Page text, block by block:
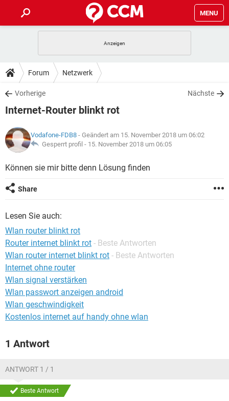
MENU
ANDROID
WINDOWS 10
WHATSAPP
FACEBOOK
TIPPS & TRICKS
SPIELE
WHATSAPP TIKTOK
FACEBOOK
DOWNLOADS
SPIELE
ANDROID
WINDOWS 10 INSTAGRAM
WHATSAPP TIKTOK
SPIELE STREAMING
ANDROID
WINDOWS 10 INSTAGRAM
WHATSAPP
LEXIKON
SPIELE STREAMING
WHATSAPP
FACEBOOK
Forum Netzwerk
Vorherige Nächste
Internet-Router blinkt rot
Vodafone-FDB8 - Geändert am 15. November 2018 um 06:02
Gesperrt profil - 15. November 2018 um 06:05
Können sie mir bitte denn Lösung finden
Share
Lesen Sie auch:
Wlan router blinkt rot
Router internet blinkt rot - Beste Antworten
Wlan router internet blinkt rot - Beste Antworten
Internet ohne router
Wlan signal verstärken
Wlan passwort anzeigen android
Wlan geschwindigkeit
Kostenlos internet auf handy ohne wlan
1 Antwort
ANTWORT 1 / 1
Beste Antwort